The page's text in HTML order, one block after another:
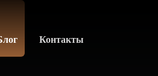
Контакты